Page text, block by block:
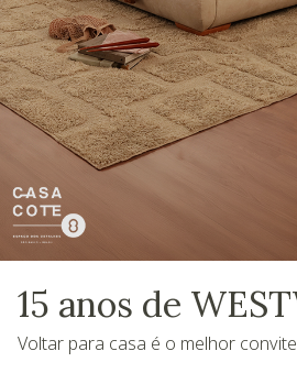
15 anos de
Voltar para casa é o melhor convite